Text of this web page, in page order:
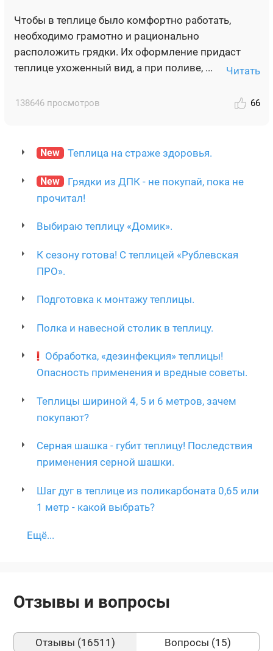
Чтобы в теплице было комфортно работать,
необходимо грамотно и рационально
расположить грядки. Их оформление придаст
теплице ухоженный вид, а при поливе, ...
Читать
138646 просмотров 66
New Теплица на страже здоровья.
New
Грядки из ДПК - не покупай, пока не
прочитал!
Выбираю теплицу «Домик».
К сезону готова! С теплицей «Рублевская
ПРО».
Подготовка к монтажу теплицы.
Полка и навесной столик в теплицу.
Обработка, «дезинфекция» теплицы!
Опасность применения и вредные советы.
Теплицы шириной 4, 5 и 6 метров, зачем
покупают?
Серная шашка - губит теплицу! Последствия
применения серной шашки.
Шаг дуг в теплице из поликарбоната 0,65 или
1 метр - какой выбрать?
Ещё...
Отзывы и вопросы
Отзывы (16511) Вопросы (15)